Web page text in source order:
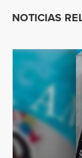
NOTICIAS